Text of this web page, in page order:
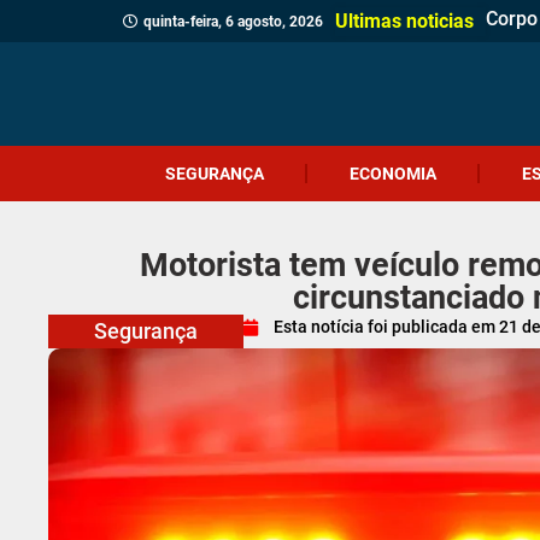
quinta-feira, 6 agosto, 2026 Ultimas noticias Içara
Idosa
PM
SEGURANÇA ECONOMIA
Motorista tem veículo
circunstanciado
Segurança Esta notícia foi publicada em 21